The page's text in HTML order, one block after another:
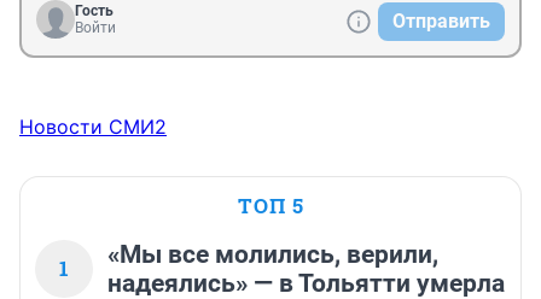
Гость
Войти
Отправить
Новости СМИ2
ТОП 5
1
«Мы все молились, верили,
надеялись» — в Тольятти умерла